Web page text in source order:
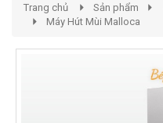
Trang chủ Sản phẩm
Máy Hút Mùi Malloca